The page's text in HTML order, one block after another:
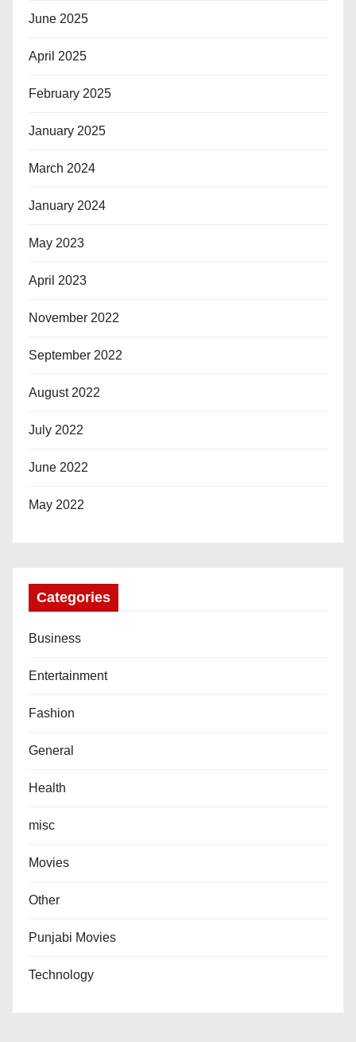
June 2025
April 2025
February 2025
January 2025
March 2024
January 2024
May 2023
April 2023
November 2022
September 2022
August 2022
July 2022
June 2022
May 2022
Categories
Business
Entertainment
Fashion
General
Health
misc
Movies
Other
Punjabi Movies
Technology